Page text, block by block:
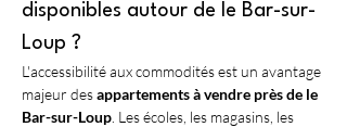
disponibles autour de le Bar-sur-
Loup ?
L'accessibilité aux commodités est un avantage
majeur des appartements à vendre près de le
Bar-sur-Loup . Les écoles, les magasins, les